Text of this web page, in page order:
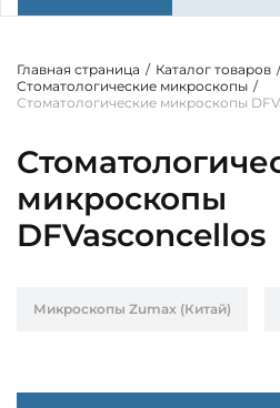
Главная страница / Каталог товаров /
Стоматологические микроскопы /
Стоматологические микроскопы
микроскопы
DFVasconcellos
Микроскопы Zumax (Китай)